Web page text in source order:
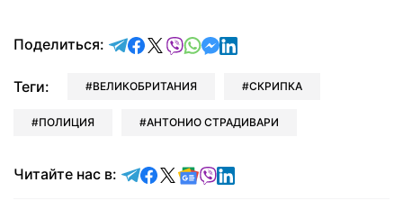
Поделиться: отправить в Telegram
поделиться в Facebook
поделиться в X
отправить в Viber
отправить в Whatsapp
отправить в Messenger
отправить в LinkedIn
Теги: ВЕЛИКОБРИТАНИЯ СКРИПКА
ПОЛИЦИЯ АНТОНИО СТРАДИВАРИ
Читайте нас в: Читайте в Telegram
Читайте в Facebook
Читайте в X
Читайте в Google news
Читайте в Viber
Читайте в LinkedIn